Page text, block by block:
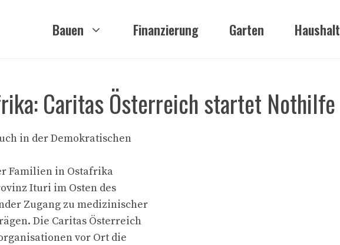
Bauen Finanzierung Garten Haushalt
Caritas Österreich startet Nothilfe
in der Demokratischen
Familien in Ostafrika
Ituri im Osten des
Zugang zu medizinischer
Die Caritas Österreich
vor Ort die